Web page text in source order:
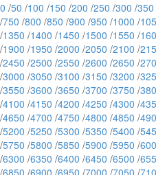
0 /50 /100 /150 /200 /250 /300 /350
/750 /800 /850 /900 /950 /1000 /
/1350 /1400 /1450 /1500 /1550 /
/1900 /1950 /2000 /2050 /2100 /
/2450 /2500 /2550 /2600 /2650 /
/3000 /3050 /3100 /3150 /3200 /
/3550 /3600 /3650 /3700 /3750 /
/4100 /4150 /4200 /4250 /4300 /
/4650 /4700 /4750 /4800 /4850 /
/5200 /5250 /5300 /5350 /5400 /
/5750 /5800 /5850 /5900 /5950 /
/6300 /6350 /6400 /6450 /6500 /
/6850 /6900 /6950 /7000 /7050 /